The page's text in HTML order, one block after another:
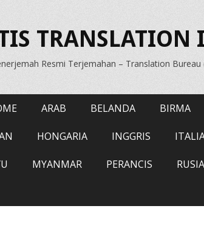
TRANSLATION
Resmi Terjemahan – Translation
ARAB BELANDA BIRMA
HONGARIA INGGRIS
MYANMAR PERANCIS RUSIA